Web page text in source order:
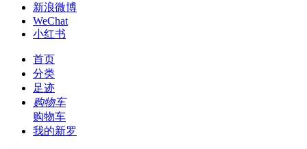
新浪微博
WeChat
小红书
首页
分类
足迹
购物车
购物车
我的新罗